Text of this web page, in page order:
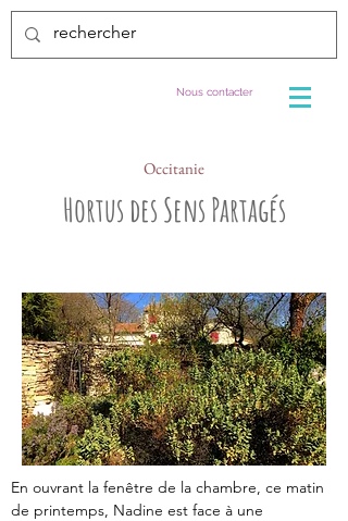
Nous contacter
Occitanie
Hortus des Sens Partagés
En ouvrant la fenêtre de la chambre, ce matin
de printemps, Nadine est face à une